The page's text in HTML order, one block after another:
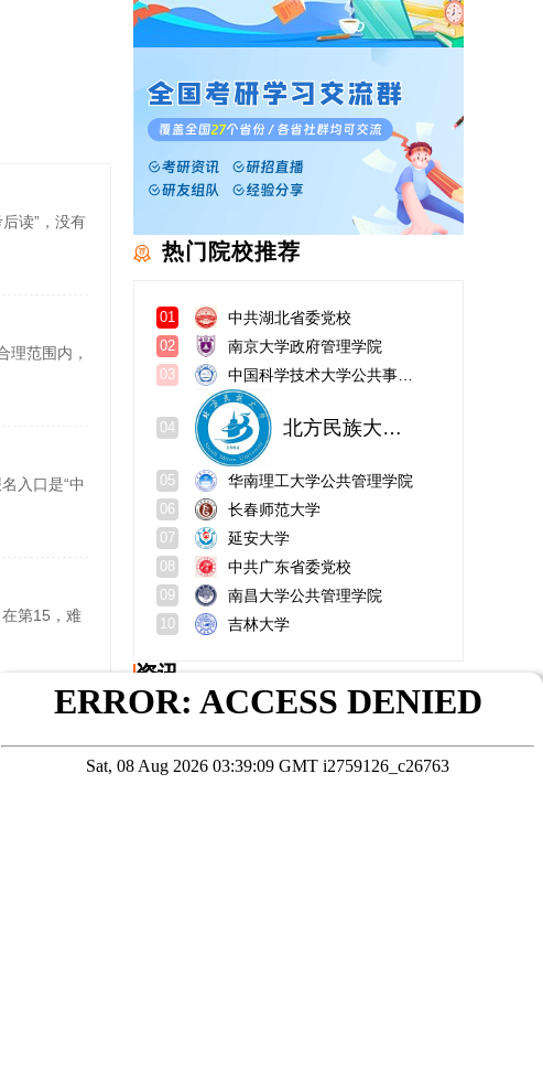
读”，没有
理范围内，
入口是“中
第15，难
学位证，
热门院校推荐
01 中共湖北省委党校
02 南京大学政府管理学院
03
04 北方民族大学管理学院
05 华南理工大学公共管理学院
06 长春师范大学
07 延安大学
08 中共广东省委党校
09 南昌大学公共管理学院
10 吉林大学
资讯
天津医科大学在职研究生毕业获得什么证书？招生概况？
自考本科生报读在职MBA存在歧视吗？自考本科生报考在职mba攻略
网或考试院公布为准